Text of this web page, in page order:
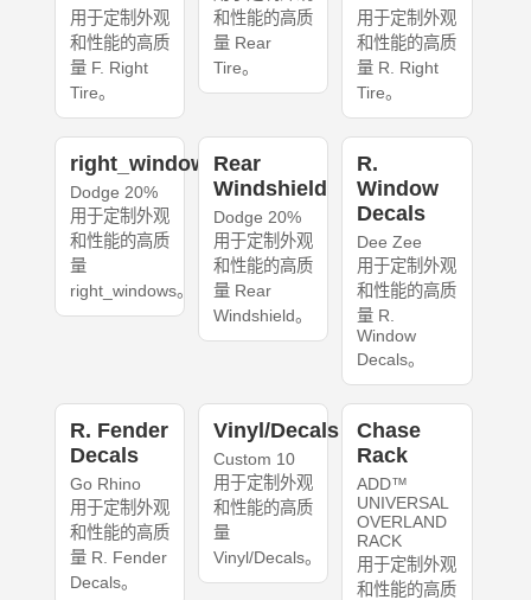
用于定制外观
和性能的高质
量 F. Right
Tire。
和性能的高质
量 Rear
Tire。
用于定制外观
和性能的高质
量 R. Right
Tire。
right_windows
Dodge 20%
用于定制外观
和性能的高质
量
right_windows。
Rear
Windshield
Dodge 20%
用于定制外观
和性能的高质
量 Rear
Windshield。
R.
Window
Decals
Dee Zee
用于定制外观
和性能的高质
量 R.
Window
Decals。
R. Fender
Decals
Go Rhino
用于定制外观
和性能的高质
量 R. Fender
Decals。
Vinyl/Decals
Custom 10
用于定制外观
和性能的高质
量
Vinyl/Decals。
Chase
Rack
ADD™
UNIVERSAL
OVERLAND
RACK
用于定制外观
和性能的高质